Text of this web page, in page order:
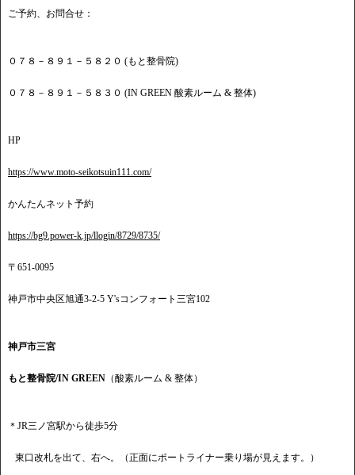
ご予約、お問合せ：
０７８－８９１－５８２０ (もと整骨院)
０７８－８９１－５８３０ (IN GREEN 酸素ルーム & 整体)
HP
https://www.moto-seikotsuin111.com/
かんたんネット予約
https://bg9.power-k.jp/llogin/8729/8735/
〒651-0095
神戸市中央区旭通3-2-5 Y'sコンフォート三宮102
神戸市三宮
もと整骨院/IN GREEN （酸素ルーム & 整体）
＊JR三ノ宮駅から徒歩5分
東口改札を出て、右へ。（正面にポートライナー乗り場が見えます。）